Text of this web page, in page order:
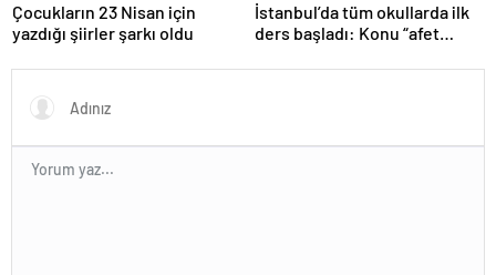
Çocukların 23 Nisan için
yazdığı şiirler şarkı oldu
İstanbul’da tüm okullarda ilk
ders başladı: Konu “afet